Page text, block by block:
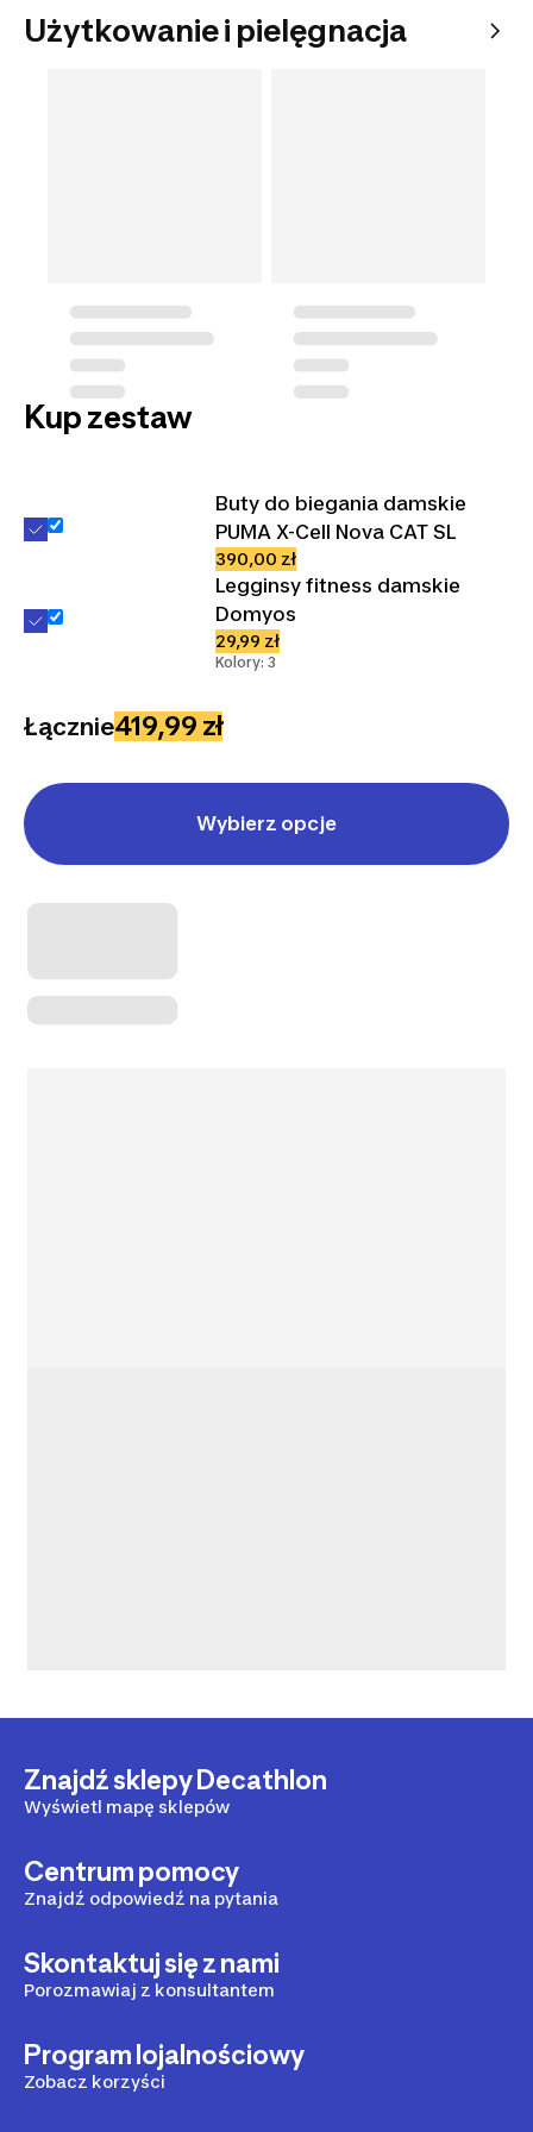
Użytkowanie i pielęgnacja
Kup zestaw
Buty do biegania damskie
PUMA X-Cell Nova CAT SL
390,00 zł
Legginsy fitness damskie
Domyos
29,99 zł
Kolory: 3
Łącznie419,99 zł
Wybierz opcje
Znajdź sklepy Decathlon
Wyświetl mapę sklepów
Centrum pomocy
Znajdź odpowiedź na pytania
Skontaktuj się z nami
Porozmawiaj z konsultantem
Program lojalnościowy
Zobacz korzyści